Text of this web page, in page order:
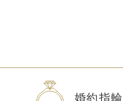
婚約指輪